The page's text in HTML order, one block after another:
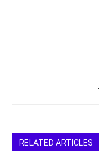
RELATED ARTICLES